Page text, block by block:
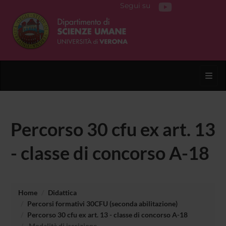
Segui su
Percorso 30 cfu ex art. 13
- classe di concorso A-18
Home
Didattica
Percorsi formativi 30CFU (seconda abilitazione)
Percorso 30 cfu ex art. 13 - classe di concorso A-18